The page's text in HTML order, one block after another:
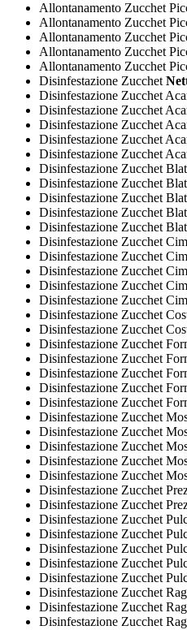
Allontanamento Zucchet
Allontanamento Zucchet
Allontanamento Zucchet
Allontanamento Zucchet
Allontanamento Zucchet
Disinfestazione Zucchet
Disinfestazione Zucchet
Disinfestazione Zucchet
Disinfestazione Zucchet
Disinfestazione Zucchet
Disinfestazione Zucchet
Disinfestazione Zucchet
Disinfestazione Zucchet
Disinfestazione Zucchet
Disinfestazione Zucchet
Disinfestazione Zucchet
Disinfestazione Zucchet
Disinfestazione Zucchet
Disinfestazione Zucchet
Disinfestazione Zucchet
Disinfestazione Zucchet
Disinfestazione Zucchet
Disinfestazione Zucchet
Disinfestazione Zucchet
Disinfestazione Zucchet
Disinfestazione Zucchet
Disinfestazione Zucchet
Disinfestazione Zucchet
Disinfestazione Zucchet
Disinfestazione Zucchet
Disinfestazione Zucchet
Disinfestazione Zucchet
Disinfestazione Zucchet
Disinfestazione Zucchet
Disinfestazione Zucchet
Disinfestazione Zucchet
Disinfestazione Zucchet
Disinfestazione Zucchet
Disinfestazione Zucchet
Disinfestazione Zucchet
Disinfestazione Zucchet
Disinfestazione Zucchet
Disinfestazione Zucchet